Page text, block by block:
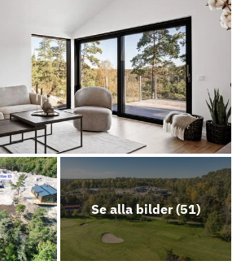
väst/syd
öst/norr
Se alla bilder (51)